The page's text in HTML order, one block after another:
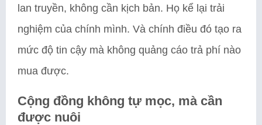
lan truyền, không cần kịch bản. Họ kể lại trải
nghiệm của chính mình. Và chính điều đó tạo ra
mức độ tin cậy mà không quảng cáo trả phí nào
mua được.
Cộng đồng không tự mọc, mà cần
được nuôi